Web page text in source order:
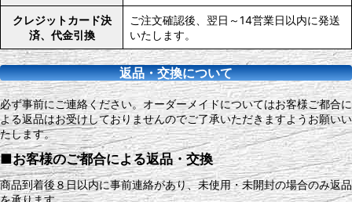
クレジットカード決
済、代金引換
ご注文確認後、翌日～14営業日以内に発送
いたします。
返品・交換について
必ず事前にご連絡ください。オーダーメイドについてはお客様ご都合に
よる返品はお受けしておりませんのでご了承いただきますようお願いい
たします。
■お客様のご都合による返品・交換
商品到着後８日以内に事前連絡があり、未使用・未開封の場合のみ返品